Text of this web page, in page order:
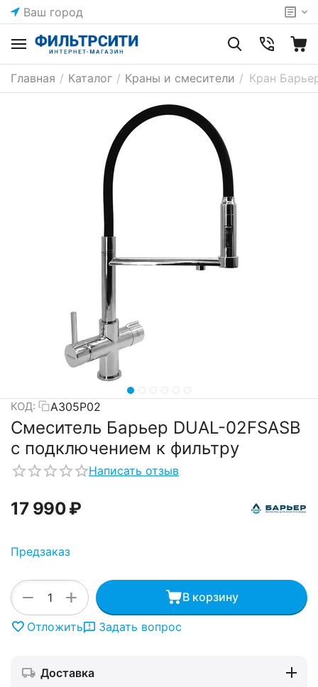
Ваш город
Главная / Каталог / Краны и смесители / Кран
КОД: А305Р02
Смеситель Барьер DUAL-02FSАSB
с подключением к фильтру
Написать отзыв
17 990₽
Предзаказ
+
− В корзину
Отложить Задать вопрос
Доставка